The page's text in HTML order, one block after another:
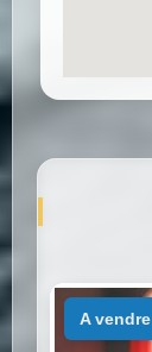
a vendre